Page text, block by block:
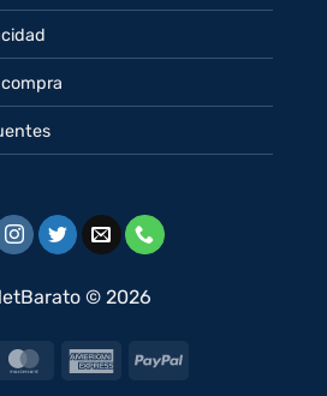
© 2026
MasterCardAmericanPayPal